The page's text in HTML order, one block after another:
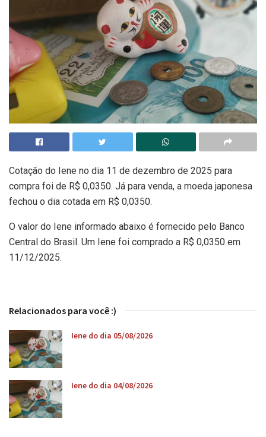
Cotação do Iene no dia 11 de dezembro de 2025 para
compra foi de R$ 0,0350. Já para venda, a moeda japonesa
fechou o dia cotada em R$ 0,0350.
O valor do Iene informado abaixo é fornecido pelo Banco
Central do Brasil. Um Iene foi comprado a R$ 0,0350 em
11/12/2025.
Relacionados para você :)
Iene do dia 05/08/2026
Iene do dia 04/08/2026